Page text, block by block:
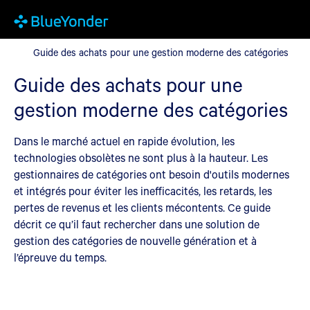
Guide des achats pour une gestion moderne des catégories
Guide des achats pour une gestion moderne des catégories
Guide des achats pour une
gestion moderne des catégories
Dans le marché actuel en rapide évolution, les
technologies obsolètes ne sont plus à la hauteur. Les
gestionnaires de catégories ont besoin d'outils modernes
et intégrés pour éviter les inefficacités, les retards, les
pertes de revenus et les clients mécontents. Ce guide
décrit ce qu’il faut rechercher dans une solution de
gestion des catégories de nouvelle génération et à
l’épreuve du temps.